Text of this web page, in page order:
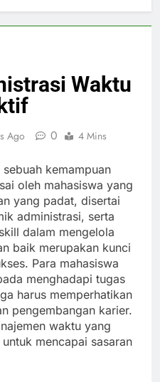
Waktu
Ago 0 4 Mins
kemampuan
oleh mahasiswa yang
yang padat, disertai
administrasi, serta
dalam mengelola
baik merupakan kunci
Para mahasiswa
menghadapi tugas
harus memperhatikan
pengembangan karier.
waktu yang
mencapai sasaran